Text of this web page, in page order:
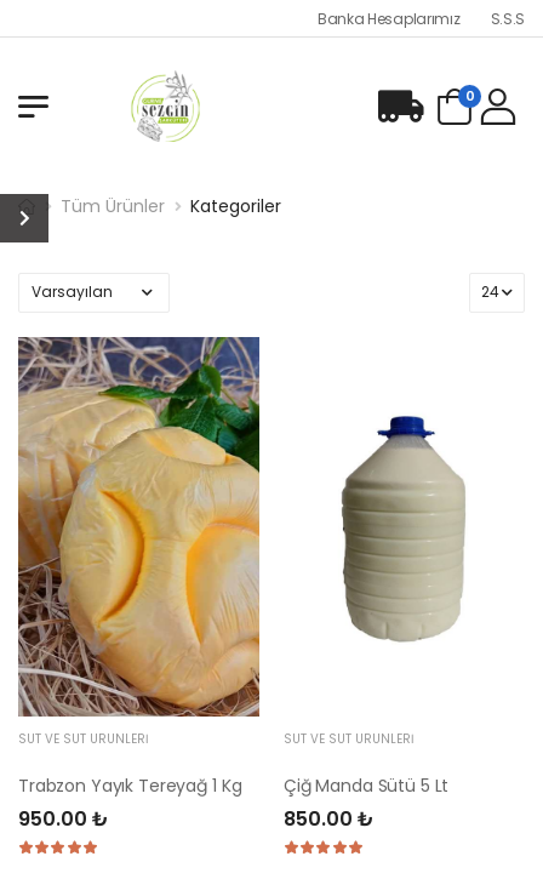
Banka Hesaplarımız S.S.S
0
Tüm Ürünler Kategoriler
SÜT VE SÜT ÜRÜNLERI
Trabzon Yayık Tereyağ 1 Kg
950.00 ₺
SÜT VE SÜT ÜRÜNLERI
Çiğ Manda Sütü 5 Lt
850.00 ₺